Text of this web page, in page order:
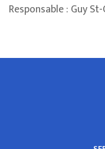
Responsable : Guy